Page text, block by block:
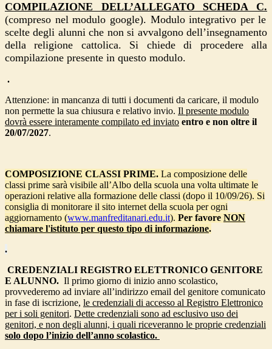
COMPILAZIONE DELL’ALLEGATO SCHEDA C.
(compreso nel modulo google). Modulo integrativo per le
scelte degli alunni che non si avvalgono dell’insegnamento
della religione cattolica. Si chiede di procedere alla
compilazione presente in questo modulo.
.
Attenzione: in mancanza di tutti i documenti da caricare, il modulo
non permette la sua chiusura e relativo invio. Il presente modulo
dovrà essere interamente compilato ed inviato entro e non oltre il
20/07/2027.
COMPOSIZIONE CLASSI PRIME. La composizione delle
classi prime sarà visibile all’Albo della scuola una volta ultimate le
operazioni relative alla formazione delle classi (dopo il 10/09/26). Si
consiglia di monitorare il sito internet della scuola per ogni
aggiornamento (www.manfreditanari.edu.it). Per favore NON
chiamare l'istituto per questo tipo di informazione.
.
CREDENZIALI REGISTRO ELETTRONICO GENITORE
E ALUNNO. Il primo giorno di inizio anno scolastico,
provvederemo ad inviare all’indirizzo email del genitore comunicato
in fase di iscrizione, le credenziali di accesso al Registro Elettronico
per i soli genitori. Dette credenziali sono ad esclusivo uso dei
genitori, e non degli alunni, i quali riceveranno le proprie credenziali
solo dopo l’inizio dell’anno scolastico.